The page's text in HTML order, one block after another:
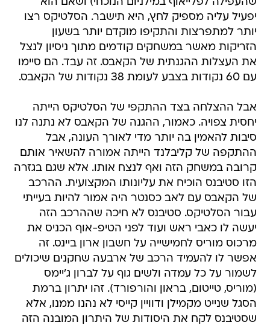
יפעיל עליה מספיק לחץ, היא תישבר. הסלטיקס רצו
יותר למתפרצות והתקיפו מוקדם יותר בשעון
הזריקות מאשר במשחקים קודמים מתוך ניסיון לנצל
את העצלות ההגנתית של הקאבס. זה עבד. הם סיימו
עם 60 נקודות בצבע לעומת 38 נקודות של הקאבס.
אבל ההצלחה בצד ההתקפי של הסלטיקס הייתה
יחסית צפויה. כאמור, ההגנה של הקאבס לא נתנה לנו
סיבות להאמין בה יותר מדי לאורך העונה, אבל
ההתקפה של קליבלנד הייתה אמורה להשאיר אותם
קרובה במשחק הזה ואף לנצח אותו. אלא שגם בגזרה
הזו סטיבנס הוכיח את עליונותו המקצועית. ההרכב
של הקאבס עם לאב כסנטר היה אמור להיות בעייתי
עבור הסלטיקס. סטיבנס לא חיכה שההרכב הזה
יעשה לו כאבי ראש ועוד לפני הטיפ-אוף הכניס את
מרכוס מוריס לחמישייה על חשבון ארון ביינס. זה
אפשר לו להעמיד הרכב של ארבעה שחקנים שיכולים
לשמור על כל עמדה ולשים גוף על לברון ג'יימס
(מוריס, טייטום, בראון והורפורד). זהו יתרון ברמת
הסגל שנייט מקמילן ודוויין קייסי לא נהנו ממנו, אלא
שסטיבנס לקח את היסודות של היתרון המובנה הזה